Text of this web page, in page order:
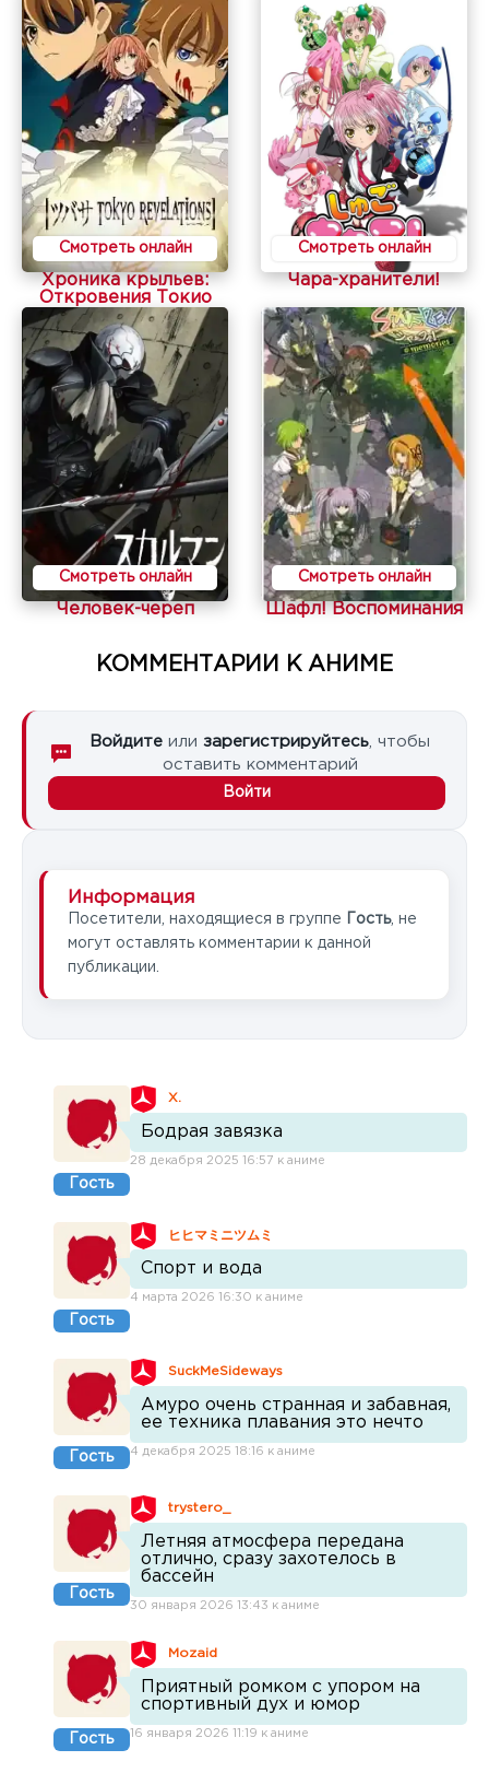
Смотреть онлайн
Хроника крыльев:
Откровения Токио
Смотреть онлайн
Чара-хранители!
Смотреть онлайн
Человек-череп
Смотреть онлайн
Шафл! Воспоминания
КОММЕНТАРИИ К АНИМЕ
Войдите или зарегистрируйтесь , чтобы
оставить комментарий
Войти
Информация
Посетители, находящиеся в группе Гость, не
могут оставлять комментарии к данной
публикации.
Гость
X.
Бодрая завязка
28 декабря 2025 16:57 к аниме
Гость
ヒヒマミニツムミ
Спорт и вода
4 марта 2026 16:30 к аниме
Гость
SuckMeSideways
Амуро очень странная и забавная,
ее техника плавания это нечто
4 декабря 2025 18:16 к аниме
Гость
trystero_
Летняя атмосфера передана
отлично, сразу захотелось в
бассейн
30 января 2026 13:43 к аниме
Гость
Mozaid
Приятный ромком с упором на
спортивный дух и юмор
16 января 2026 11:19 к аниме